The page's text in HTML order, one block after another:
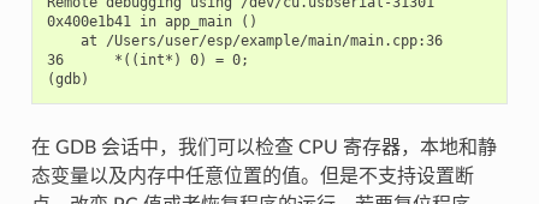
0x400e1b41 in app_main ()
    at /Users/user/esp/example/main/main.cpp:36
36      *((int*) 0) = 0;
在 GDB 会话中，我们可以检查 CPU 寄存器，本地和静
态变量以及内存中任意位置的值。但是不支持设置断